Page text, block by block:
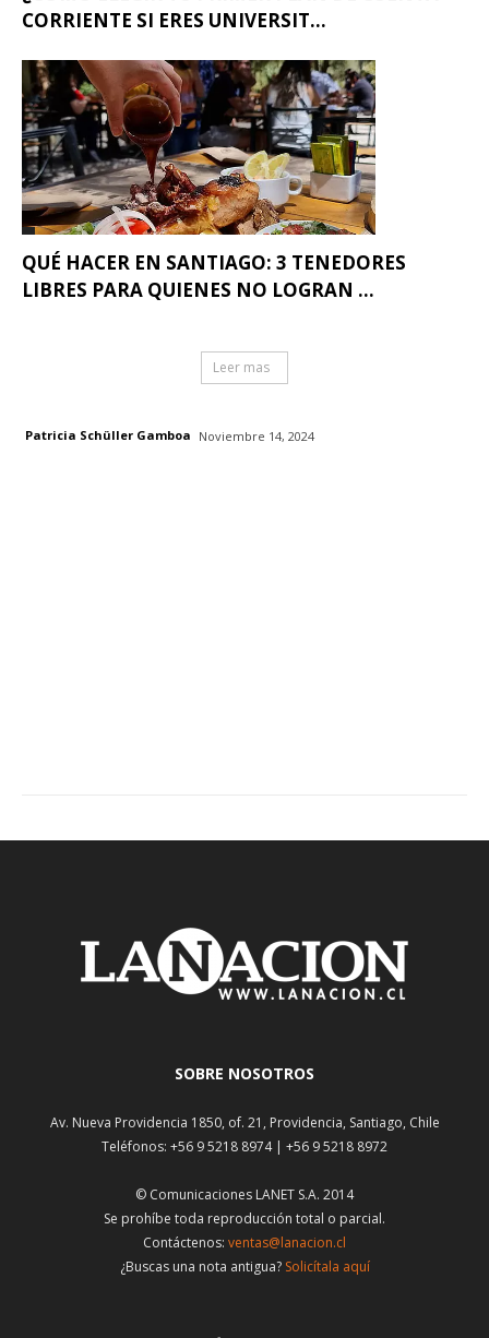
CORRIENTE SI ERES UNIVERSIT...
QUÉ HACER EN SANTIAGO: 3 TENEDORES
LIBRES PARA QUIENES NO LOGRAN ...
Leer mas
Patricia Schüller Gamboa Noviembre 14, 2024
SOBRE NOSOTROS
Av. Nueva Providencia 1850, of. 21, Providencia, Santiago, Chile
Teléfonos: +56 9 5218 8974 | +56 9 5218 8972
© Comunicaciones LANET S.A. 2014
Se prohíbe toda reproducción total o parcial.
Contáctenos: ventas@lanacion.cl
¿Buscas una nota antigua? Solicítala aquí